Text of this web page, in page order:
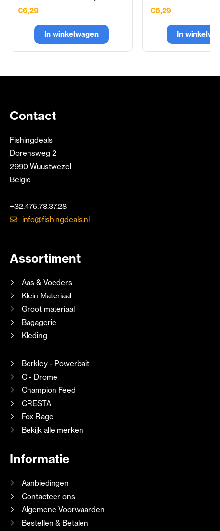
€6,29
In winkelwagen
€6,29
In
Contact
Fishingdeals
Dorensweg 2
2990 Wuustwezel
België
+32.475.78.37.28
info@fishingdeals.nl
Assortiment
Aas & Voeders
Klein Materiaal
Groot materiaal
Bagagerie
Kleding
Berkley - Powerbait
C - Drome
Champion Feed
CRESTA
Fox Rage
Bekijk alle merken
Informatie
Aanbiedingen
Contacteer ons
Algemene Voorwaarden
Bestellen & Betalen